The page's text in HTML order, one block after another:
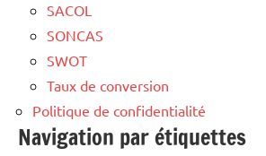
SACOL
SONCAS
SWOT
Taux de conversion
Politique de confidentialité
Navigation par étiquettes